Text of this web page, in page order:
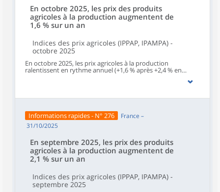
En octobre 2025, les prix des produits
agricoles à la production augmentent de
1,6 % sur un an
Indices des prix agricoles (IPPAP, IPAMPA) -
octobre 2025
En octobre 2025, les prix agricoles à la production
ralentissent en rythme annuel (+1,6 % après +2,4 % en
septembre et +5,1 % en août). Sur un mois, les prix à la
pommes de terre), fleurs coupées et plantes en pots –
les prix d’achat des moyens de production agricole sont
quasi stables (‑0,1 % en octobre après +0,2 % en
septembre). Ils sont aussi quasi stables sur un mois (‑0,1 %
Informations rapides - N° 276
France –
31/10/2025
En septembre 2025, les prix des produits
agricoles à la production augmentent de
2,1 % sur un an
Indices des prix agricoles (IPPAP, IPAMPA) -
septembre 2025